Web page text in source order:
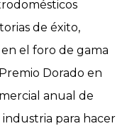
de éxito,
el foro de gama
Dorado en
anual de
para hacer